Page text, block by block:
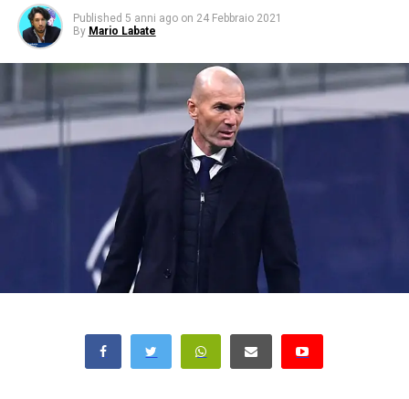
Published 5 anni ago on 24 Febbraio 2021
By Mario Labate